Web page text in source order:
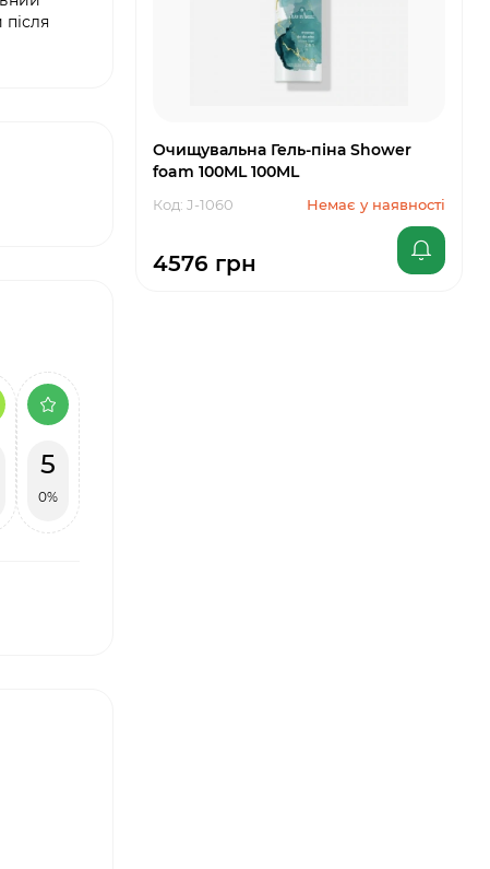
5
0%
Очищувальна Гель-піна Shower
foam 100ML 100ML
Код: J-1060 Немає у наявності
4576 грн